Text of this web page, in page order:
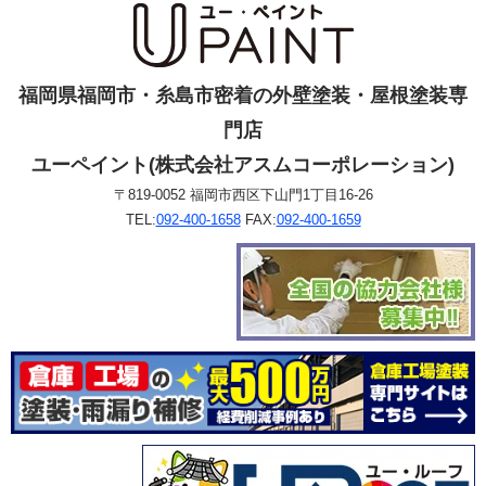
福岡県福岡市・糸島市密着の外壁塗装・屋根塗装専
門店
ユーペイント(株式会社アスムコーポレーション)
〒819-0052 福岡市西区下山門1丁目16-26
TEL:092-400-1658FAX:092-400-1659